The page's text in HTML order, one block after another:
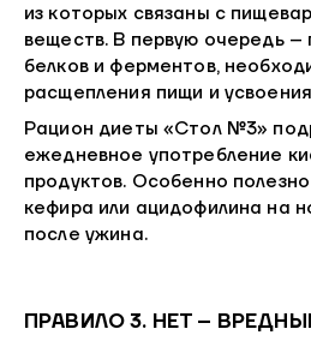
из которых связаны с
веществ. В первую очередь –
белков и ферментов,
расщепления пищи и
Рацион диеты «Стол №3»
ежедневное употребление
продуктов. Особенно
кефира или ацидофилина на
после ужина.
ПРАВИЛО 3. НЕТ –